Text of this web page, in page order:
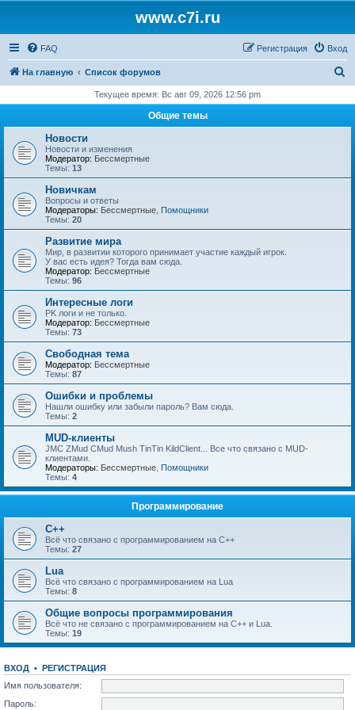
www.c7i.ru
FAQ Вход
Регистрация
На главную Список форумов
с
Текущее время: Вс авг 09, 2026 12:56 pm
Общие темы
Новости
Новости и изменения
Модератор: Бессмертные
Темы: 13
Новичкам
Вопросы и ответы
Модераторы: Бессмертные Помощники
Темы: 20
Развитие мира
Мир, в развитии которого принимает участие каждый игрок.
У вас есть идея? Тогда вам сюда.
Модератор: Бессмертные
Темы: 96
Интересные логи
PK логи и не только.
Модератор: Бессмертные
Темы: 73
Свободная тема
Модератор: Бессмертные
Темы: 87
Ошибки и проблемы
Нашли ошибку или забыли пароль? Вам сюда.
Темы: 2
MUD-клиенты
JMC ZMud CMud Mush TinTin KildClient... Все что связано с MUD-
клиентами.
Модераторы: Бессмертные Помощники
Темы: 4
Программирование
C++
Всё что связано с программированием на С++
Темы: 27
Lua
Всё что связано с программированием на Lua
Темы: 8
Общие вопросы программирования
Всё что не связано с программированием на C++ и Lua.
Темы: 19
ВХОД • РЕГИСТРАЦИЯ
Имя пользователя:
Пароль: